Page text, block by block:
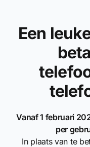
Een
Vanaf 1 februari
per
In plaats van te